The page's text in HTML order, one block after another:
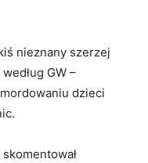
nieznany szerzej
GW –
dzieci